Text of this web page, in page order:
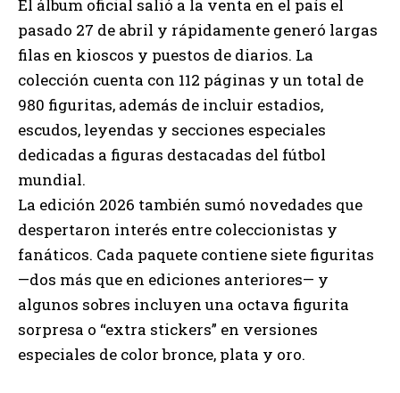
El álbum oficial salió a la venta en el país el
pasado 27 de abril y rápidamente generó largas
filas en kioscos y puestos de diarios. La
colección cuenta con 112 páginas y un total de
980 figuritas, además de incluir estadios,
escudos, leyendas y secciones especiales
dedicadas a figuras destacadas del fútbol
mundial.
La edición 2026 también sumó novedades que
despertaron interés entre coleccionistas y
fanáticos. Cada paquete contiene siete figuritas
—dos más que en ediciones anteriores— y
algunos sobres incluyen una octava figurita
sorpresa o “extra stickers” en versiones
especiales de color bronce, plata y oro.